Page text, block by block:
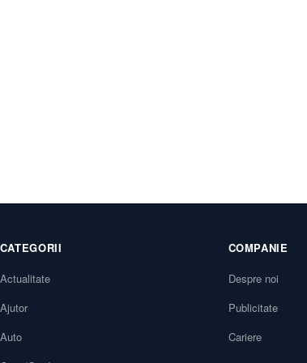
CATEGORII
Actualitate
Ajutor
Auto
COMPANIE
Despre noi
Publicitate
Cariere